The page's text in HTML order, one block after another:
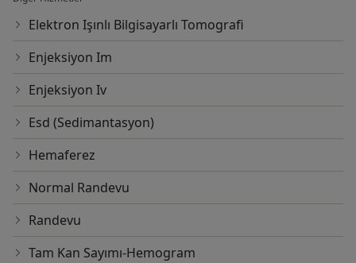
Elektron Işınlı Bilgisayarlı Tomografi
Enjeksiyon Im
Enjeksiyon Iv
Esd (Sedimantasyon)
Hemaferez
Normal Randevu
Randevu
Tam Kan Sayımı-Hemogram